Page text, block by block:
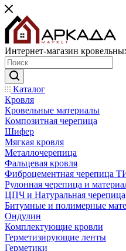
Интернет-магазин
Каталог
Кровля
Кровельные материалы
Композитная черепица
Шифер
Мягкая кровля
Металлочерепица
Фальцевая кровля
Фиброцементная черепица
Рулонная черепица и
ЦПЧ и Натуральная черепица
Битумные и полимерные
Ондулин
Комплектующие кровли
Герметизирующие ленты
Герметики